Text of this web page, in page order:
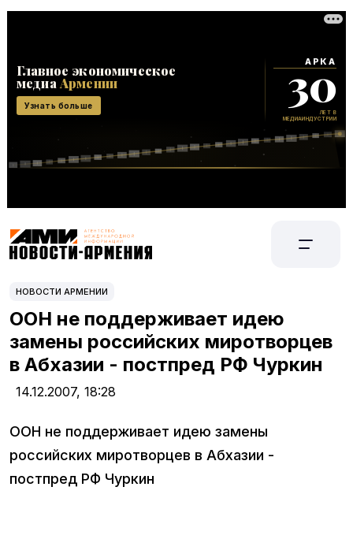
НОВОСТИ АРМЕНИИ
ООН не поддерживает идею
замены российских миротворцев
в Абхазии - постпред РФ Чуркин
14.12.2007, 18:28
ООН не поддерживает идею замены
российских миротворцев в Абхазии -
постпред РФ Чуркин